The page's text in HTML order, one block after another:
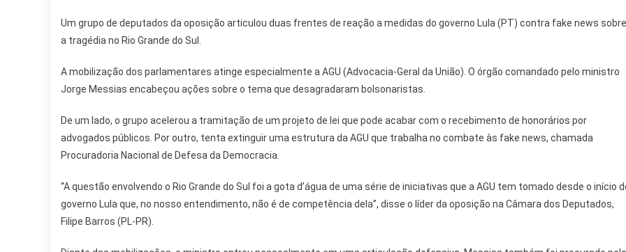
Um grupo de deputados da oposição articulou duas frentes de reação a medidas do governo Lula (PT) contra fake news sobre
a tragédia no Rio Grande do Sul.
A mobilização dos parlamentares atinge especialmente a AGU (Advocacia-Geral da União). O órgão comandado pelo ministro
Jorge Messias encabeçou ações sobre o tema que desagradaram bolsonaristas.
De um lado, o grupo acelerou a tramitação de um projeto de lei que pode acabar com o recebimento de honorários por
advogados públicos. Por outro, tenta extinguir uma estrutura da AGU que trabalha no combate às fake news, chamada
Procuradoria Nacional de Defesa da Democracia.
“A questão envolvendo o Rio Grande do Sul foi a gota d’água de uma série de iniciativas que a AGU tem tomado desde o início
governo Lula que, no nosso entendimento, não é de competência dela”, disse o líder da oposição na Câmara dos Deputados,
Filipe Barros (PL-PR).